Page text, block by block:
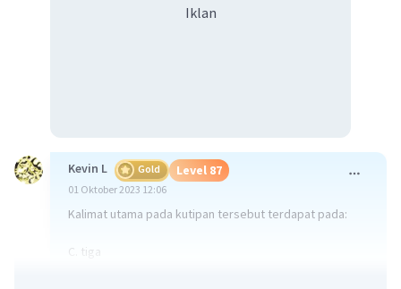
Iklan
Kevin L Gold Level 87
01 Oktober 2023 12:06
Kalimat utama pada kutipan tersebut terdapat pada:
C. tiga